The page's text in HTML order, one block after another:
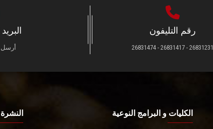
رقم التليفون
26831231 - 26831417 - 26831474
الكليات و البرامج النوعية النشرة